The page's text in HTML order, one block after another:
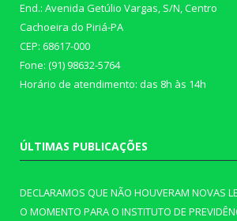
End.: Avenida Getúlio Vargas, S/N, Centro
Cachoeira do Piriá-PA
CEP: 68617-000
Fone: (91) 98632-5764
Horário de atendimento: das 8h às 14h
ÚLTIMAS PUBLICAÇÕES
DECLARAMOS QUE NÃO HOUVERAM NOVAS
O MOMENTO PARA O INSTITUTO DE